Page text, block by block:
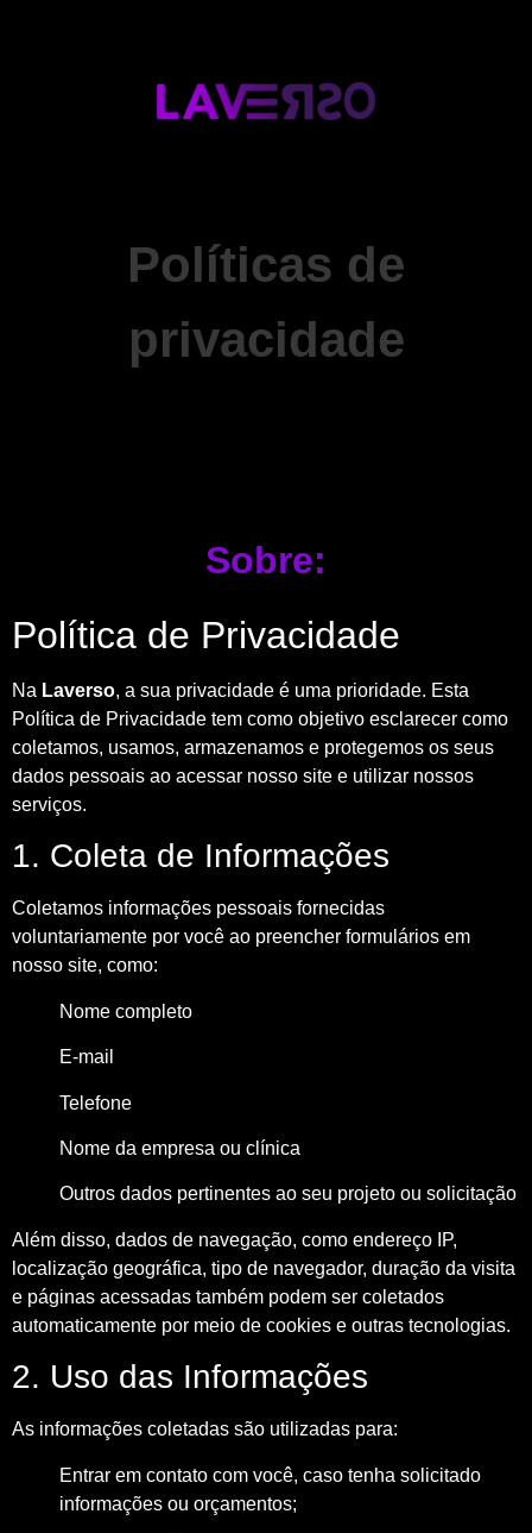
Políticas de
privacidade
Sobre:
Política de Privacidade
Na Laverso, a sua privacidade é uma prioridade. Esta
Política de Privacidade tem como objetivo esclarecer como
coletamos, usamos, armazenamos e protegemos os seus
dados pessoais ao acessar nosso site e utilizar nossos
serviços.
1. Coleta de Informações
Coletamos informações pessoais fornecidas
voluntariamente por você ao preencher formulários em
nosso site, como:
Nome completo
E-mail
Telefone
Nome da empresa ou clínica
Outros dados pertinentes ao seu projeto ou solicitação
Além disso, dados de navegação, como endereço IP,
localização geográfica, tipo de navegador, duração da visita
e páginas acessadas também podem ser coletados
automaticamente por meio de cookies e outras tecnologias.
2. Uso das Informações
As informações coletadas são utilizadas para:
Entrar em contato com você, caso tenha solicitado
informações ou orçamentos;